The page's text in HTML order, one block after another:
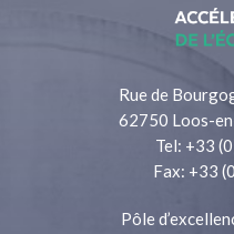
Rue de
62750 Loos-
Tel: +33
Fax: +33
Pôle